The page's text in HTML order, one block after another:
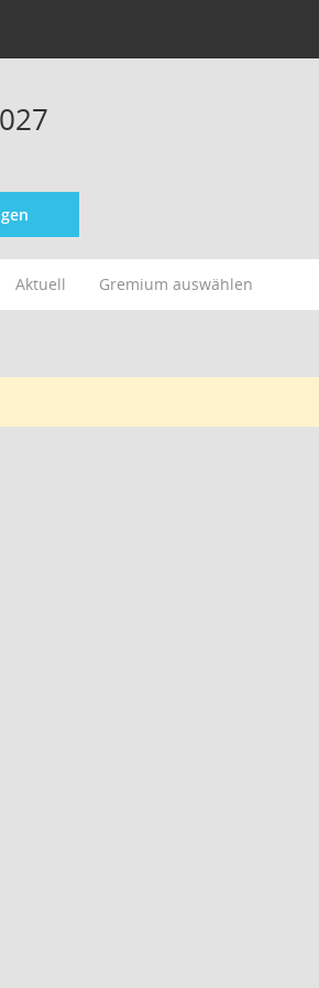
Aktuell Gremium auswählen